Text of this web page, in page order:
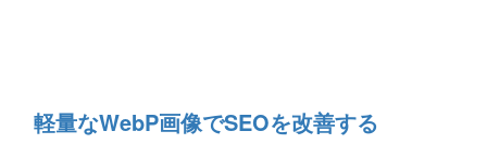
軽量なWebP画像でSEOを改善する